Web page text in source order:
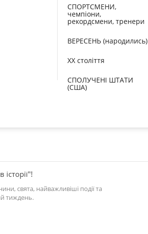
СПОРТСМЕНИ,
чемпіони,
рекордсмени, тренери
ВЕРЕСЕНЬ (народились)
XX століття
СПОЛУЧЕНІ ШТАТИ
(США)
свята, найважливіші події та
тиждень.